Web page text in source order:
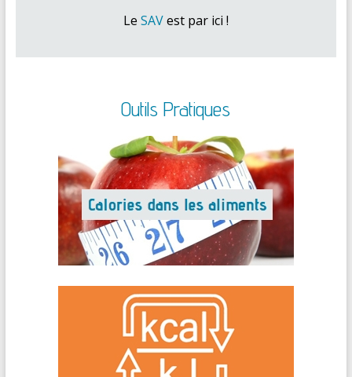
Le SAVest par ici !
Outils Pratiques